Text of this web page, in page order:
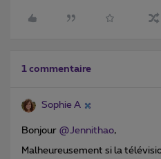
1 commentaire
Sophie A
Bonjour @Jennithao,
Malheureusement si la